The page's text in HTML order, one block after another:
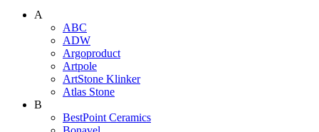
A
ABC
ADW
Argoproduct
Artpole
ArtStone Klinker
Atlas Stone
B
BestPoint Ceramics